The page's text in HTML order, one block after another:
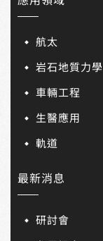
航太
岩石地質力學
車輛工程
生醫應用
軌道
最新消息
研討會